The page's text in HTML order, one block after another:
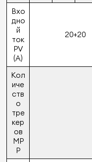
Вхо
дно
й
ток
PV
(A)
20+20
Кол
иче
ств
о
тре
кер
ов
MP
P